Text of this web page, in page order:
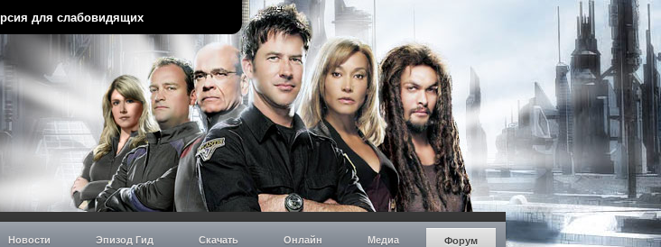
для слабовидящих
Новости Эпизод Гид Скачать Онлайн Медиа Форум